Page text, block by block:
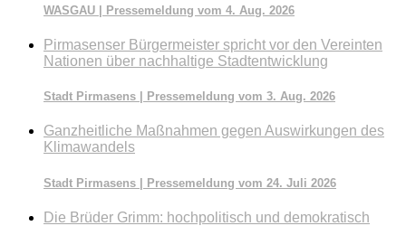
WASGAU | Pressemeldung vom 4. Aug. 2026
Pirmasenser Bürgermeister spricht vor den Vereinten
Nationen über nachhaltige Stadtentwicklung
Stadt Pirmasens | Pressemeldung vom 3. Aug. 2026
Ganzheitliche Maßnahmen gegen Auswirkungen des
Klimawandels
Stadt Pirmasens | Pressemeldung vom 24. Juli 2026
Die Brüder Grimm: hochpolitisch und demokratisch